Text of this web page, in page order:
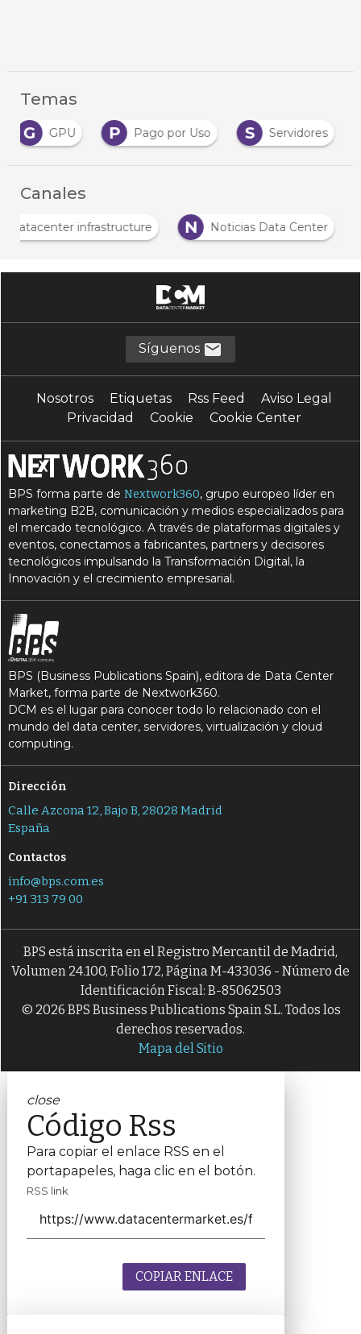
Temas
G
GPU P Pago por Uso S Servidores
Canales
Datacenter infrastructure N Noticias Data Center
Síguenos
Nosotros Etiquetas Rss Feed
Aviso Legal
Privacidad
Cookie Cookie Center
BPS forma parte deNextwork360, grupo europeo líder en
marketing B2B, comunicación y medios especializados para
el mercado tecnológico. A través de plataformas digitales y
eventos, conectamos a fabricantes, partners y decisores
tecnológicos impulsando la Transformación Digital, la
Innovación y el crecimiento empresarial.
BPS (Business Publications Spain), editora de Data Center
Market, forma parte de Nextwork360.
DCM es el lugar para conocer todo lo relacionado con el
mundo del data center, servidores, virtualización y cloud
computing.
Dirección
Calle Azcona 12, Bajo B, 28028 Madrid
España
Contactos
info@bps.com.es
+91 313 79 00
BPS está inscrita en el Registro Mercantil de Madrid,
Volumen 24.100, Folio 172, Página M-433036 - Número de
Identificación Fiscal: B-85062503
© 2026 BPS Business Publications Spain S.L. Todos los
derechos reservados.
Mapa del Sitio
close
Código Rss
Para copiar el enlace RSS en el
portapapeles, haga clic en el botón.
RSS link
COPIAR ENLACE